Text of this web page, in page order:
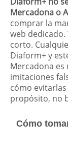
Mercadona o
comprar la
web
corto.
Diaform+ y
Mercadona es
imitaciones
cómo
propósito, no
Cómo